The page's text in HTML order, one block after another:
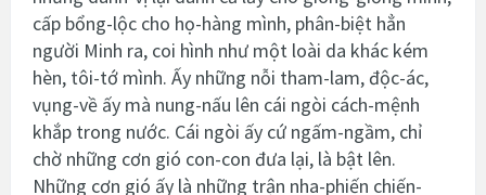
cấp bổng-lộc cho họ-hàng mình, phân-biệt hẳn
người Minh ra, coi hình như một loài da khác kém
hèn, tôi-tớ mình. Ấy những nỗi tham-lam, độc-ác,
vụng-về ấy mà nung-nấu lên cái ngòi cách-mệnh
khắp trong nước. Cái ngòi ấy cứ ngấm-ngầm, chỉ
chờ những cơn gió con-con đưa lại, là bật lên.
Những cơn gió ấy là những trận nha-phiến chiến-